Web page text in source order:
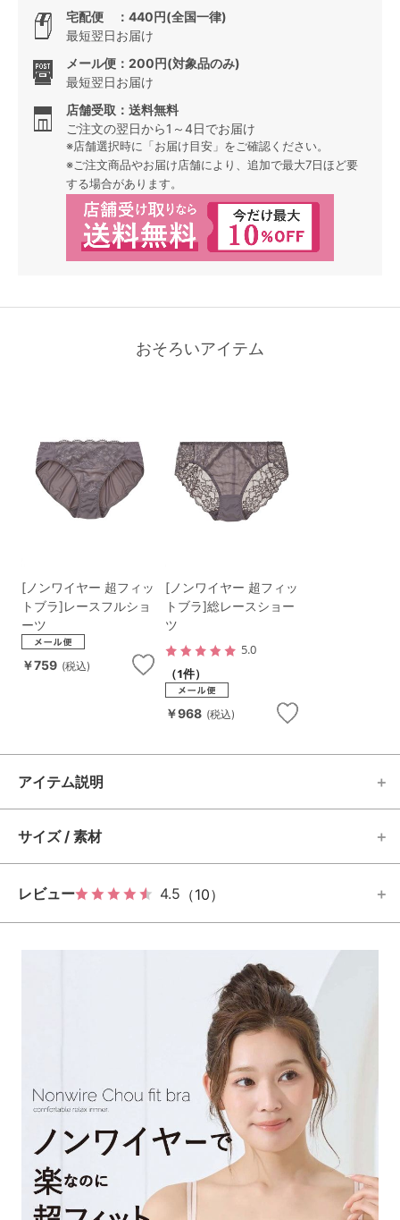
宅配便 ：440円(全国一律)
最短翌日お届け
メール便：200円(対象品のみ)
最短翌日お届け
店舗受取：送料無料
ご注文の翌日から1～4日でお届け
※店舗選択時に「お届け目安」をご確認ください。
※ご注文商品やお届け店舗により、追加で最大7日ほど要
する場合があります。
おそろいアイテム
[ノンワイヤー 超フィッ
トブラ]レースフルショ
ーツ
￥759 (税込)
[ノンワイヤー 超フィッ
トブラ]総レースショー
ツ
5.0
（1件）
￥968 (税込)
アイテム説明
サイズ / 素材
レビュー 4.5 （10）